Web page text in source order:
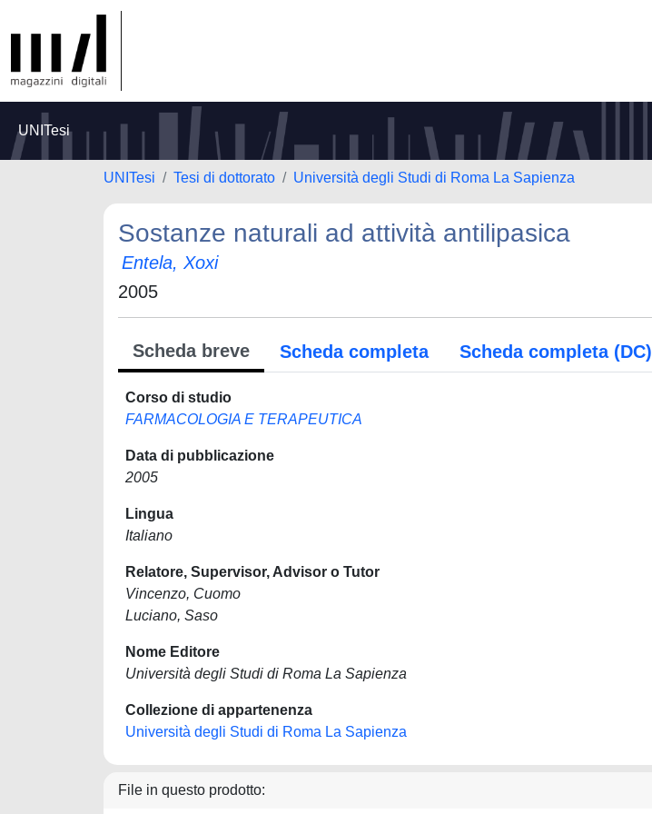
UNITesi
UNITesi Tesi di dottorato Università degli Studi di Roma La Sapienza
Sostanze naturali ad attività antilipasica
Entela, Xoxi
2005
Scheda breve Scheda completa Scheda completa (DC)
Corso di studio
FARMACOLOGIA E TERAPEUTICA
Data di pubblicazione
2005
Lingua
Italiano
Relatore, Supervisor, Advisor o Tutor
Vincenzo, Cuomo
Luciano, Saso
Nome Editore
Università degli Studi di Roma La Sapienza
Collezione di appartenenza
Università degli Studi di Roma La Sapienza
File in questo prodotto: